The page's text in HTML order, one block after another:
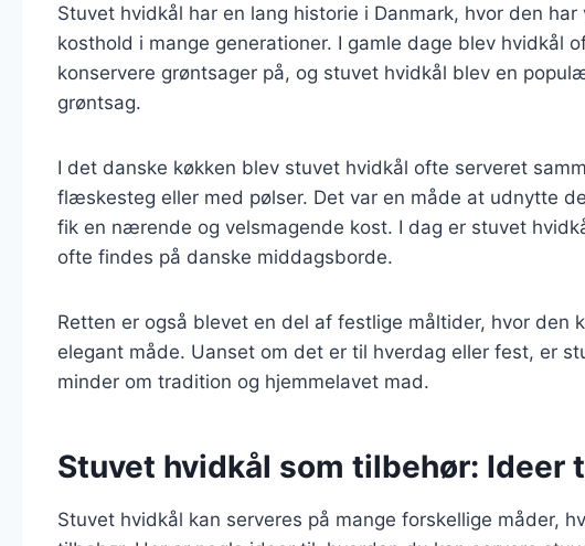
Stuvet hvidkål har en lang historie i Danmark, hvor den
kosthold i mange generationer. I gamle dage blev hvidkål
konservere grøntsager på, og stuvet hvidkål blev en
grøntsag.
I det danske køkken blev stuvet hvidkål ofte serveret
flæskesteg eller med pølser. Det var en måde at udnytte
fik en nærende og velsmagende kost. I dag er stuvet
ofte findes på danske middagsborde.
Retten er også blevet en del af festlige måltider, hvor den
elegant måde. Uanset om det er til hverdag eller fest, er
minder om tradition og hjemmelavet mad.
Stuvet hvidkål som tilbehør: Ideer
Stuvet hvidkål kan serveres på mange forskellige måder,